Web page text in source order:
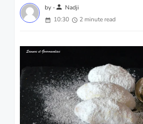
by -person Nadji
10:30
2 minute read